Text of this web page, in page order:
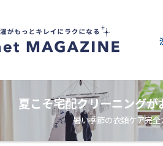
夏こそ宅配クリーニングが
暑い季節の衣類ケア完全